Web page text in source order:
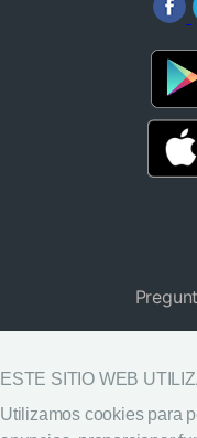
ESTE SITIO WEB
Utilizamos cookies para